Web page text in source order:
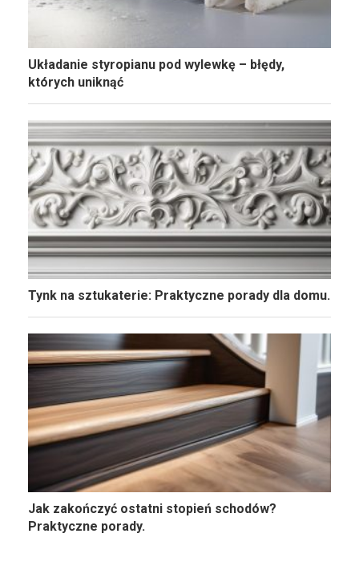
Układanie styropianu pod wylewkę – błędy,
których uniknąć
Tynk na sztukaterie: Praktyczne porady dla domu.
Jak zakończyć ostatni stopień schodów?
Praktyczne porady.